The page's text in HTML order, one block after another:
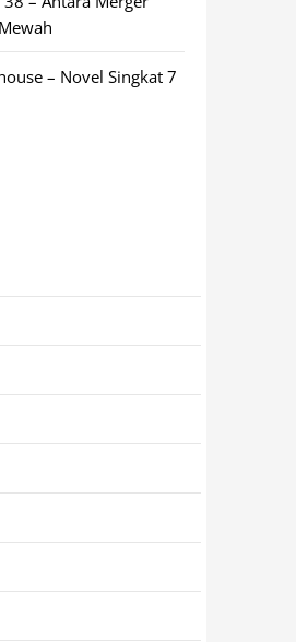
– Novel Singkat 7